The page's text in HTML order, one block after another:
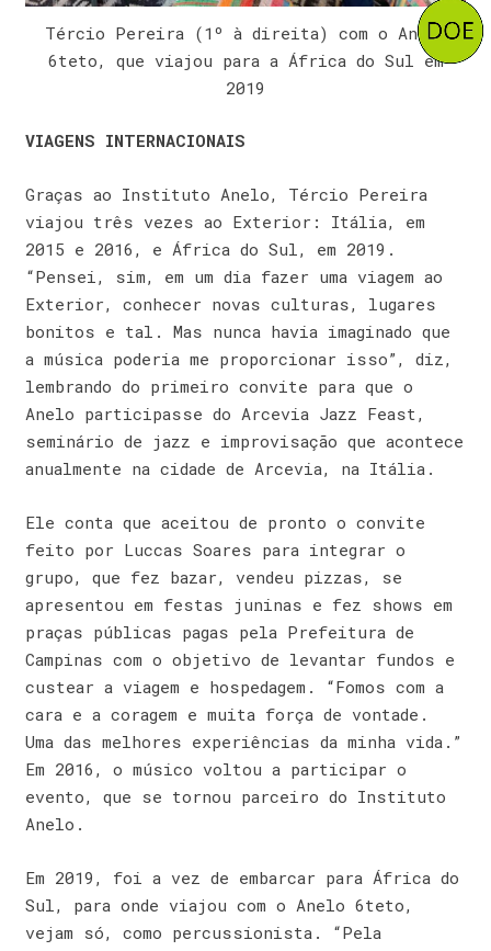
Tércio Pereira (1º à direita) com o Anelo
6teto, que viajou para a África do Sul em
2019
VIAGENS INTERNACIONAIS
Graças ao Instituto Anelo, Tércio Pereira
viajou três vezes ao Exterior: Itália, em
2015 e 2016, e África do Sul, em 2019.
“Pensei, sim, em um dia fazer uma viagem ao
Exterior, conhecer novas culturas, lugares
bonitos e tal. Mas nunca havia imaginado que
a música poderia me proporcionar isso”, diz,
lembrando do primeiro convite para que o
Anelo participasse do Arcevia Jazz Feast,
seminário de jazz e improvisação que acontece
anualmente na cidade de Arcevia, na Itália.
Ele conta que aceitou de pronto o convite
feito por Luccas Soares para integrar o
grupo, que fez bazar, vendeu pizzas, se
apresentou em festas juninas e fez shows em
praças públicas pagas pela Prefeitura de
Campinas com o objetivo de levantar fundos e
custear a viagem e hospedagem. “Fomos com a
cara e a coragem e muita força de vontade.
Uma das melhores experiências da minha vida.”
Em 2016, o músico voltou a participar o
evento, que se tornou parceiro do Instituto
Anelo.
Em 2019, foi a vez de embarcar para África do
Sul, para onde viajou com o Anelo 6teto,
vejam só, como percussionista. “Pela